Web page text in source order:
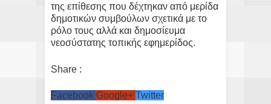
της επίθεσης που δέχτηκαν από μερίδα
δημοτικών συμβούλων σχετικά με το
ρόλο τους αλλά και δημοσίευμα
νεοσύστατης τοπικής εφημερίδος.
Share :
Facebook Google+ Twitter